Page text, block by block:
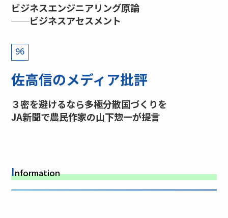
ビジネスエンジニアリング原論
──ビジネスアセスメント
96
佐高信のメディア批評
３密を避けるなら多極分散国づくりを
JA新聞で農民作家の山下惣一が提言
Information